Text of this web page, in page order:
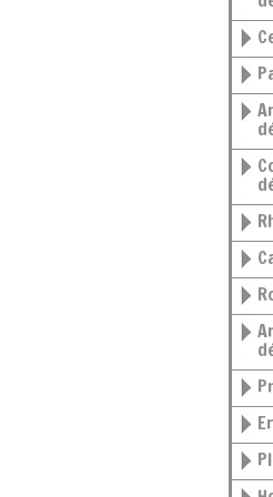
Arbustes caducs de grand
Conifères de grand
Arbustes persistants de grand